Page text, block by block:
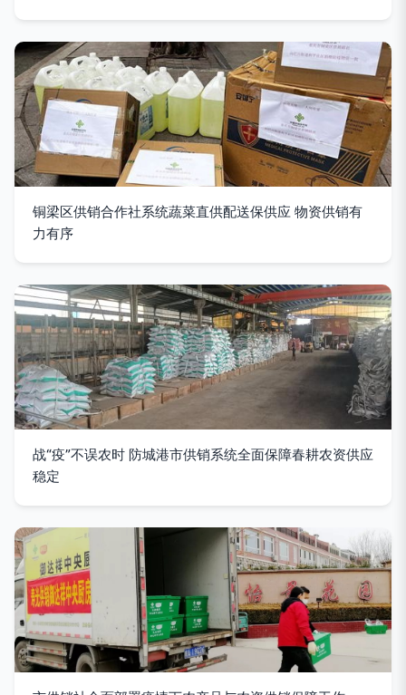
铜梁区供销合作社系统蔬菜直供配送保供应 物资供销有
力有序
战“疫”不误农时 防城港市供销系统全面保障春耕农资供应
稳定